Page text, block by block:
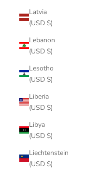
Latvia
(USD $)
Lebanon
(USD $)
Lesotho
(USD $)
Liberia
(USD $)
Libya
(USD $)
Liechtenstein
(USD $)